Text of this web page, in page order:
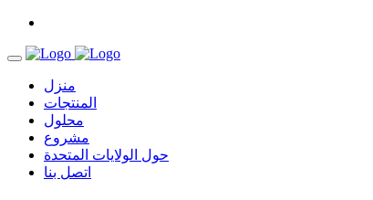
منزل
المنتجات
محلول
مشروع
حول الولايات المتحدة
اتصل بنا